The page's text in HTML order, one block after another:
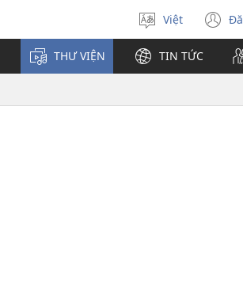
Chọn
ngôn
ngữ
Việt
THƯ VIỆN TIN TỨC